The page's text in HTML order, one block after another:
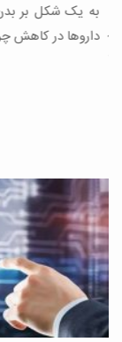
به یک شکل بر بدن
داروها در کاهش